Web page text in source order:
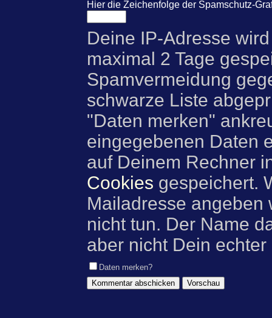
Hier die Zeichenfolge der Spamschutz-
Deine IP-Adresse
maximal 2 Tage
Spamvermeidung
schwarze Liste
"Daten merken"
eingegebenen Daten
auf Deinem Rechner
Cookies gespeichert.
Mailadresse angeben
nicht tun. Der Name
aber nicht Dein
Daten merken?